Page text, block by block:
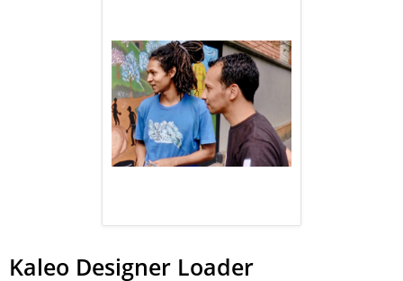
Kaleo Designer Loader